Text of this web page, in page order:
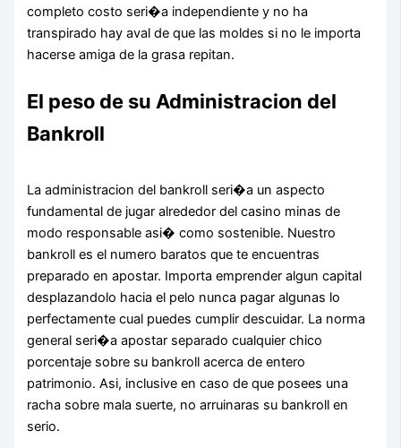
completo costo seri�a independiente y no ha
transpirado hay aval de que las moldes si no le importa
hacerse amiga de la grasa repitan.
El peso de su Administracion del
Bankroll
La administracion del bankroll seri�a un aspecto
fundamental de jugar alrededor del casino minas de
modo responsable asi� como sostenible. Nuestro
bankroll es el numero baratos que te encuentras
preparado en apostar. Importa emprender algun capital
desplazandolo hacia el pelo nunca pagar algunas lo
perfectamente cual puedes cumplir descuidar. La norma
general seri�a apostar separado cualquier chico
porcentaje sobre su bankroll acerca de entero
patrimonio. Asi, inclusive en caso de que posees una
racha sobre mala suerte, no arruinaras su bankroll en
serio.